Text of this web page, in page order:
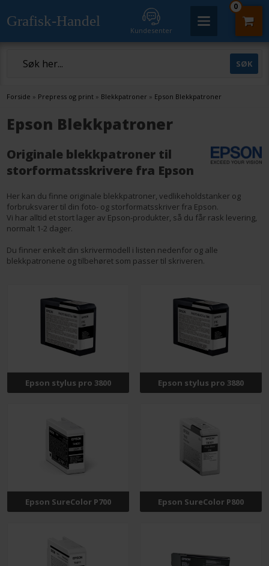
Grafisk-Handel
Kundesenter
0
Forside » Prepress og print » Blekkpatroner » Epson Blekkpatroner
Epson Blekkpatroner
Originale blekkpatroner til
storformatsskrivere fra Epson
Her kan du finne originale blekkpatroner, vedlikeholdstanker og
forbruksvarer til din foto- og storformatsskriver fra Epson.
Vi har alltid et stort lager av Epson-produkter, så du får rask levering,
normalt 1-2 dager.
Du finner enkelt din skrivermodell i listen nedenfor og alle
blekkpatronene og tilbehøret som passer til skriveren.
Epson stylus pro 3800 Epson stylus pro 3880
Epson SureColor P700 Epson SureColor P800